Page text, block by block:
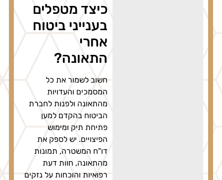
כיצד מטפלים
בענייני ביטוח
אחרי
התאונה?
חשוב לשמור את כל
המסמכים והעדויות
מהתאונה ולפנות לחברת
הביטוח בהקדם למען
פתיחת תיק ומימוש
הפיצויים. יש לספק את
דו"ח המשטרה, תמונות
מהתאונה, חוות דעת
רפואיות והוכחות על נזקים